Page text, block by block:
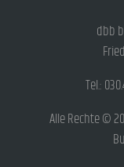
dbb
Tel.:
Alle Rechte ©